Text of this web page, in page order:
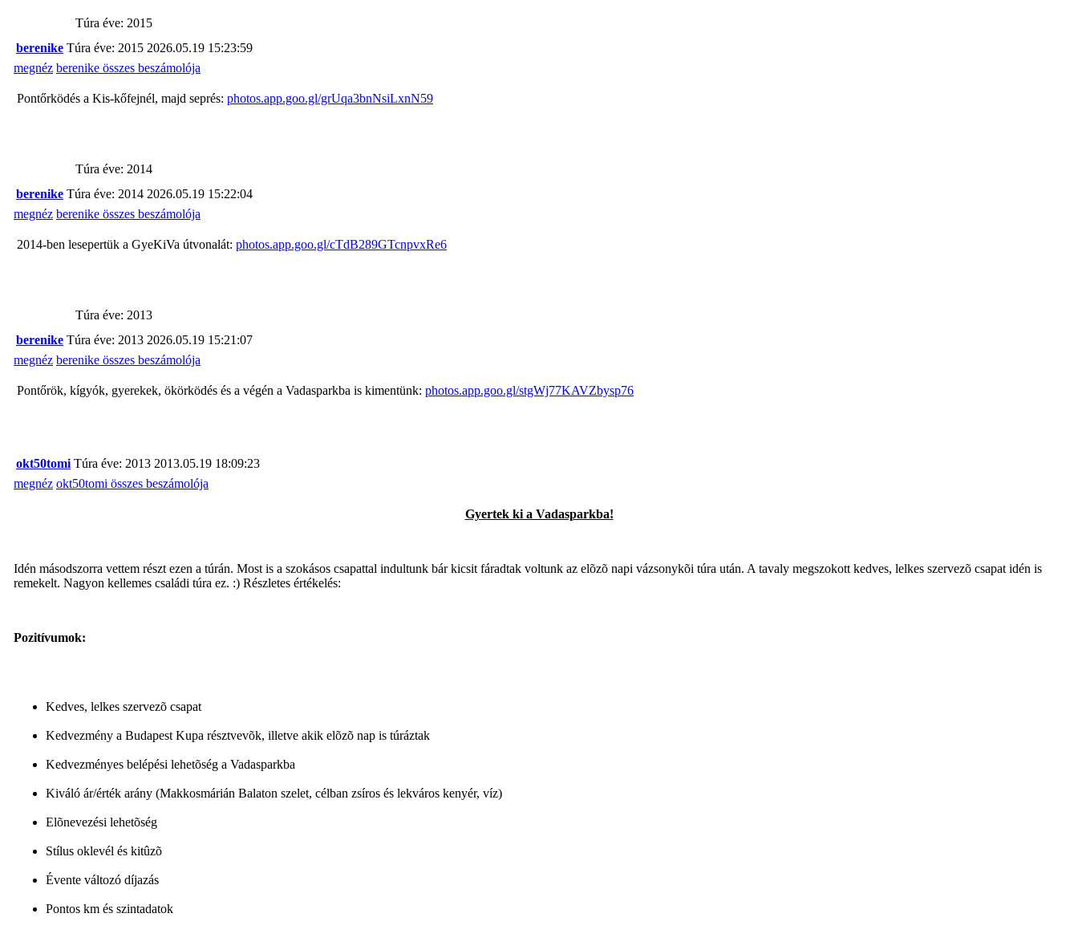
Túra éve: 2015
berenike Túra éve: 2015 2026.05.19 15:23:59
megnéz berenike összes beszámolója
Pontőrködés a Kis-kőfejnél, majd seprés: photos.app.goo.gl/grUqa3bnNsiLxnN59
Túra éve: 2014
berenike Túra éve: 2014 2026.05.19 15:22:04
megnéz berenike összes beszámolója
2014-ben lesepertük a GyeKiVa útvonalát: photos.app.goo.gl/cTdB289GTcnpvxRe6
Túra éve: 2013
berenike Túra éve: 2013 2026.05.19 15:21:07
megnéz berenike összes beszámolója
Pontőrök, kígyók, gyerekek, ökörködés és a végén a Vadasparkba is kimentünk: photos.app.goo.gl/stgWj77KAVZbysp76
okt50tomi Túra éve: 2013 2013.05.19 18:09:23
megnéz okt50tomi összes beszámolója
Gyertek ki a Vadasparkba!
Idén másodszorra vettem részt ezen a túrán. Most is a szokásos csapattal indultunk bár kicsit fáradtak voltunk az elõzõ napi vázsonykõi túra után. A tavaly megszokott kedves, lelkes szervezõ csapat idén is
remekelt. Nagyon kellemes családi túra ez. :) Részletes értékelés:
Pozitívumok:
Kedves, lelkes szervezõ csapat
Kedvezmény a Budapest Kupa résztvevõk, illetve akik elõzõ nap is túráztak
Kedvezményes belépési lehetõség a Vadasparkba
Kiváló ár/érték arány (Makkosmárián Balaton szelet, célban zsíros és lekváros kenyér, víz)
Elõnevezési lehetõség
Stílus oklevél és kitûzõ
Évente változó díjazás
Pontos km és szintadatok